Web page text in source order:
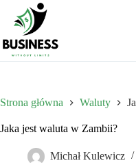
Przejdź
treści
Strona główna Waluty
Jaka jest waluta w Zambii?
Michał Kulewicz